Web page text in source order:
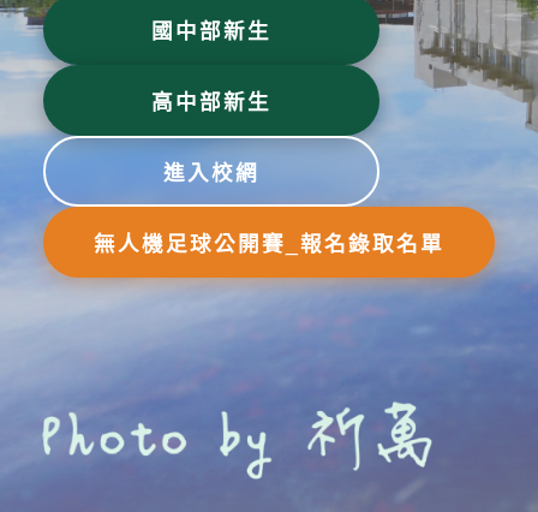
國中部新生
高中部新生
進入校網
無人機足球公開賽_報名錄取名單